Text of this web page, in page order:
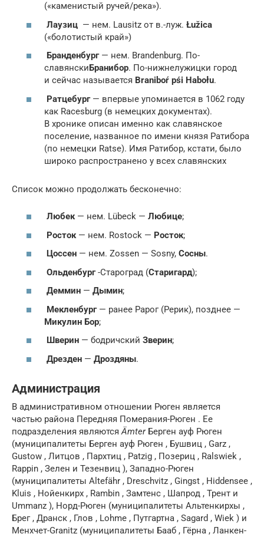
(«каменистый ручей/река»).
Лаузиц — нем. Lausitz от в.-луж. Łužica
(«болотистый край»)
Бранденбург— нем. Brandenburg. По-
славянскиБранибор. По-нижнелужицки город
и сейчас называется Braniboŕ pśi Habołu.
Ратцебург— впервые упоминается в 1062 году
как Racesburg (в немецких документах).
В хронике описан именно как славянское
поселение, названное по имени князя Ратибора
(по немецки Ratse). Имя Ратибор, кстати, было
широко распространено у всех славянских
Список можно продолжать бесконечно:
Любек— нем. Lübeck — Любице;
Росток— нем. Rostock — Росток;
Цоссен — нем. Zossen — Sosny, Сосны.
Ольденбург-Староград (Старигард);
Деммин — Дымин;
Мекленбург— ранее Рарог (Рерик), позднее —
Микулин Бор;
Шверин — бодричский Зверин;
Дрезден — Дроздяны.
Администрация
В административном отношении Рюген является
частью района Передняя Померания-Рюген . Ее
подразделения являютсяÄmterБерген ауф Рюген
(муниципалитеты Берген ауф Рюген , Бушвиц , Garz ,
Gustow , Литцов , Пархтиц , Patzig , Позериц , Ralswiek ,
Rappin , Зелен и Тезенвиц ), Западно-Рюген
(муниципалитеты Altefähr , Dreschvitz , Gingst , Hiddensee ,
Kluis , Нойенкирх , Rambin , Замтенс , Шапрод , Трент и
Ummanz ), Норд-Рюген (муниципалитеты Альтенкирхы ,
Брег , Дранск , Глов , Lohme , Путгартна , Sagard , Wiek ) и
Менхчет-Granitz (муниципалитеты Бааб , Гёрна , Ланкен-